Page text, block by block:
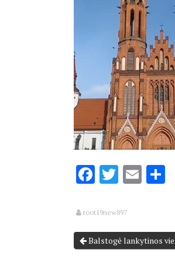
Facebook
Twitter
root19new897
Balstogė lankytinos